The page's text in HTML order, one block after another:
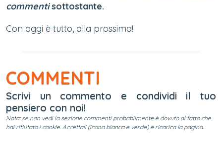
commentisottostante.
Con oggi è tutto, alla prossima!
COMMENTI
Scrivi un commento e condividi il tuo
pensiero con noi!
Nota: se non vedi la sezione commenti probabilmente è dovuto al fatto che
hai rifiutato i cookie. Accettali (icona bianca e verde) e ricarica la pagina.